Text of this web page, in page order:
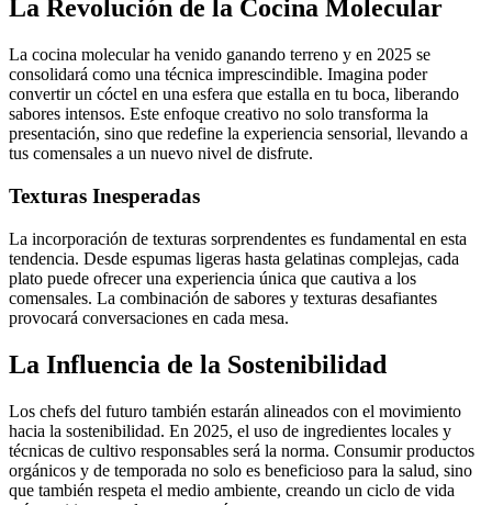
La Revolución de la Cocina Molecular
La cocina molecular ha venido ganando terreno y en 2025 se
consolidará como una técnica imprescindible. Imagina poder
convertir un cóctel en una esfera que estalla en tu boca, liberando
sabores intensos. Este enfoque creativo no solo transforma la
presentación, sino que redefine la experiencia sensorial, llevando a
tus comensales a un nuevo nivel de disfrute.
Texturas Inesperadas
La incorporación de texturas sorprendentes es fundamental en esta
tendencia. Desde espumas ligeras hasta gelatinas complejas, cada
plato puede ofrecer una experiencia única que cautiva a los
comensales. La combinación de sabores y texturas desafiantes
provocará conversaciones en cada mesa.
La Influencia de la Sostenibilidad
Los chefs del futuro también estarán alineados con el movimiento
hacia la sostenibilidad. En 2025, el uso de ingredientes locales y
técnicas de cultivo responsables será la norma. Consumir productos
orgánicos y de temporada no solo es beneficioso para la salud, sino
que también respeta el medio ambiente, creando un ciclo de vida